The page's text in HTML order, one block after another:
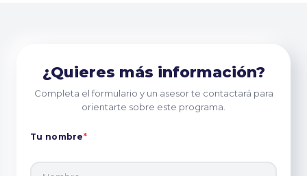
¿Quieres más información?
Completa el formulario y un asesor te contactará para
orientarte sobre este programa.
Tu nombre*